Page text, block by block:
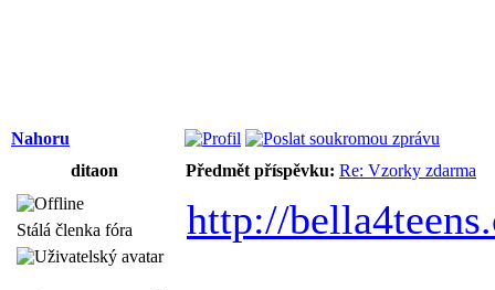
Nahoru
ditaon
Předmět příspěvku: Re: Vzorky zdarma
Stálá členka fóra http://